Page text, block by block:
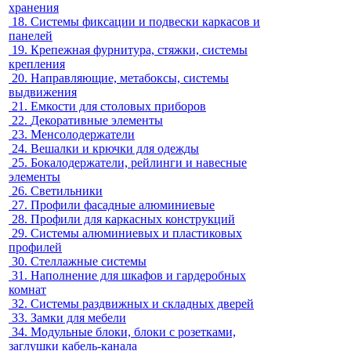
хранения
18. Системы фиксации и подвески каркасов и
панелей
19. Крепежная фурнитура, стяжки, системы
крепления
20. Направляющие, метабоксы, системы
выдвижения
21. Емкости для столовых приборов
22. Декоративные элементы
23. Менсолодержатели
24. Вешалки и крючки для одежды
25. Бокалодержатели, рейлинги и навесные
элементы
26. Светильники
27. Профили фасадные алюминиевые
28. Профили для каркасных конструкций
29. Системы алюминиевых и пластиковых
профилей
30. Стеллажные системы
31. Наполнение для шкафов и гардеробных
комнат
32. Системы раздвижных и складных дверей
33. Замки для мебели
34. Модульные блоки, блоки с розетками,
заглушки кабель-канала